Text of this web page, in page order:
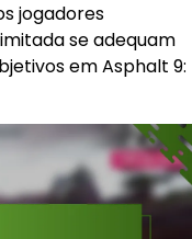
jogadores
se adequam
em Asphalt 9: